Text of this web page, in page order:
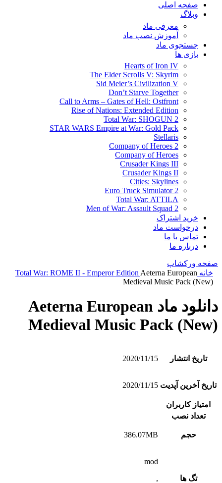
صفحه اصلی
وبلاگ
معرفی ماد
آموزش نصب ماد
جستجوی ماد
بازی ها
Hearts of Iron IV
The Elder Scrolls V: Skyrim
Sid Meier’s Civilization V
Don’t Starve Together
Call to Arms – Gates of Hell: Ostfront
Rise of Nations: Extended Edition
Total War: SHOGUN 2
STAR WARS Empire at War: Gold Pack
Stellaris
Company of Heroes 2
Company of Heroes
Crusader Kings III
Crusader Kings II
Cities: Skylines
Euro Truck Simulator 2
Total War: ATTILA
Men of War: Assault Squad 2
خرید اشتراک
درخواست ماد
تماس با ما
درباره ما
صفحه ورکشاپ
خانه
Total War: ROME II - Emperor Edition Aeterna European
Medieval Music Pack (New)
دانلود ماد Aeterna European
Medieval Music Pack (New)
تاریخ انتشار 2020/11/15
تاریخ آخرین آپدیت 2020/11/15
امتیاز کاربران
تعداد نصب
حجم 386.07MB
تگ ها
mod
,